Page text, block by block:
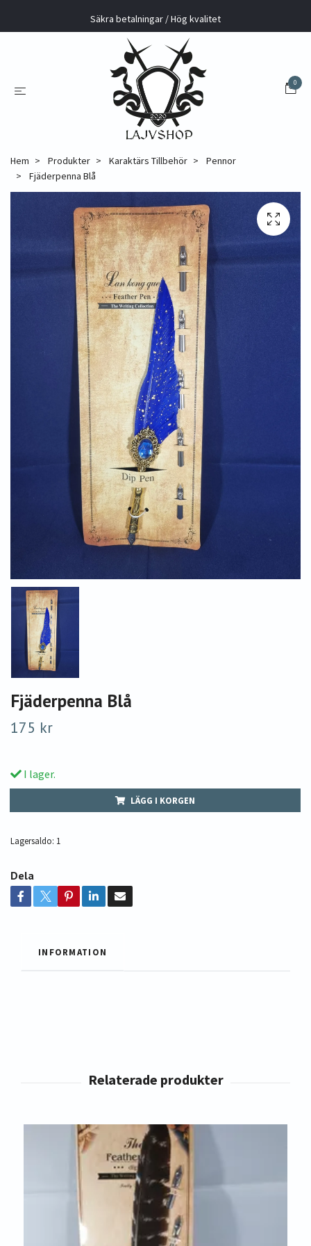
Säkra betalningar / Hög kvalitet
0
Hem Produkter Karaktärs Tillbehör
Pennor
Fjäderpenna Blå
Fjäderpenna Blå
175 kr
I lager.
LÄGG I KORGEN
Lagersaldo: 1
Dela
INFORMATION